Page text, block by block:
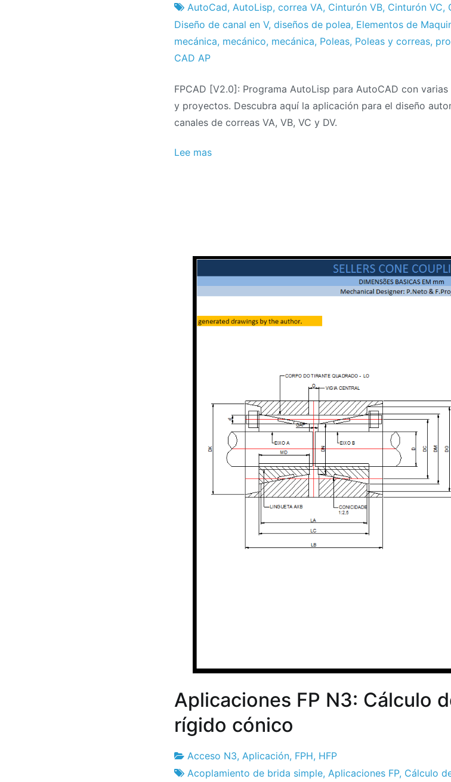
de
proyectos
el
julio
el
2021
AutoCad, AutoLisp, correa VA, Cinturón VB, Cinturón VC,
Diseño de canal en V, diseños de polea, Elementos de
mecánica, mecánico, mecánica, Poleas, Poleas y correas,
CAD AP
FPCAD [V2.0]: Programa AutoLisp para AutoCAD con
y proyectos. Descubra aquí la aplicación para el diseño
canales de correas VA, VB, VC y DV.
Lee mas
Aplicaciones FP N3: Cálculo
rígido cónico
Fábrica
3
Acceso N3, Aplicación, FPH, HFP
Acoplamiento de brida simple, Aplicaciones FP, Cálculo